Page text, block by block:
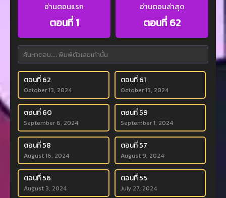
อ่านตอนแรก
ตอนที่ 1
อ่านตอนล่าสุด
ตอนที่ 62
ตอนที่ 62
October 13, 2024
ตอนที่ 61
October 13, 2024
ตอนที่ 60
September 6, 2024
ตอนที่ 59
September 1, 2024
ตอนที่ 58
August 16, 2024
ตอนที่ 57
August 9, 2024
ตอนที่ 56
August 3, 2024
ตอนที่ 55
July 27, 2024